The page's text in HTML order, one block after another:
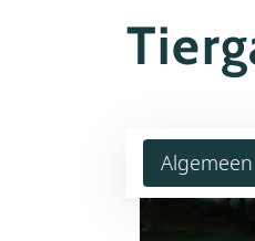
Algemeen